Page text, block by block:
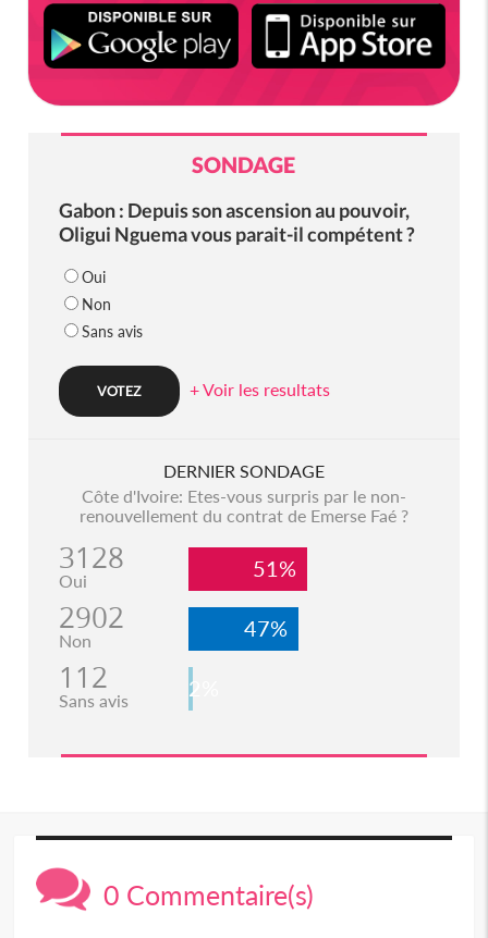
SONDAGE
Gabon : Depuis son ascension au pouvoir,
Oligui Nguema vous parait-il compétent ?
Oui
Non
Sans avis
+ Voir les resultats
DERNIER SONDAGE
Côte d'Ivoire: Etes-vous surpris par le non-
renouvellement du contrat de Emerse Faé ?
3128
Oui 51%
2902
Non 47%
112
Sans avis 2%
0 Commentaire(s)